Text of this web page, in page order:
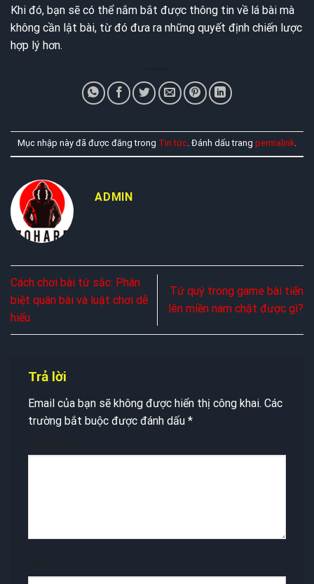
Khi đó, bạn sẽ có thể nắm bắt được thông tin về lá bài mà
không cần lật bài, từ đó đưa ra những quyết định chiến lược
hợp lý hơn.
Mục nhập này đã được đăng trong Tin tức. Đánh dấu trang permalink.
ADMIN
Cách chơi bài tứ sắc: Phân
biệt quân bài và luật chơi dễ
hiểu
Tứ quý trong game bài tiến
lên miền nam chặt được gì?
Trả lời
Email của bạn sẽ không được hiển thị công khai. Các
trường bắt buộc được đánh dấu *